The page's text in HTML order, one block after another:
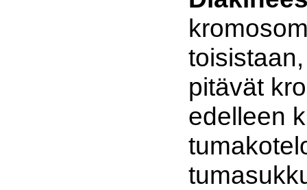
pitävät
edelleen